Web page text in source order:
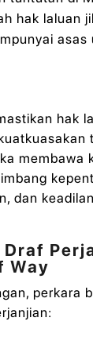
hak laluan
asas
hak
membawa
dan
Draf
Way
perkara